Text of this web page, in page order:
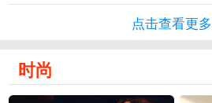
点击查看更多
时尚